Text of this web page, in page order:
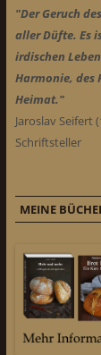
"Der Geruch
aller Düfte. Es
irdischen
Harmonie, des
Heimat."
Jaroslav Seifert
Schriftsteller
MEINE